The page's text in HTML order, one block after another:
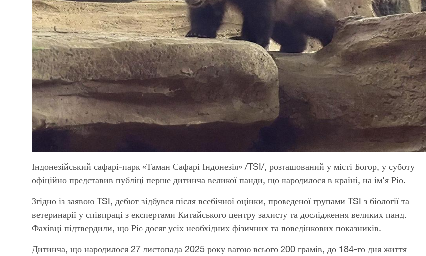
Індонезійський сафарі-парк «Таман Сафарі Індонезія» /TSI/, розташований у місті Богор, у суботу
офіційно представив публіці перше дитинча великої панди, що народилося в країні, на ім'я Ріо.
Згідно із заявою TSI, дебют відбувся після всебічної оцінки, проведеної групами TSI з біології та
ветеринарії у співпраці з експертами Китайського центру захисту та дослідження великих панд.
Фахівці підтвердили, що Ріо досяг усіх необхідних фізичних та поведінкових показників.
Дитинча, що народилося 27 листопада 2025 року вагою всього 200 грамів, до 184-го дня життя